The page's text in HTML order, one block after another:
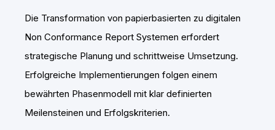
Die Transformation von papierbasierten zu digitalen
Non Conformance Report Systemen erfordert
strategische Planung und schrittweise Umsetzung.
Erfolgreiche Implementierungen folgen einem
bewährten Phasenmodell mit klar definierten
Meilensteinen und Erfolgskriterien.